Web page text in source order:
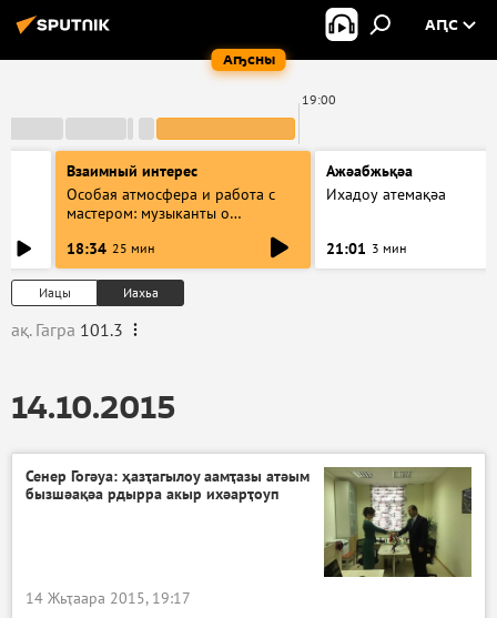
Аҧсны
АԤС
19:00
Взаимный интерес
Особая атмосфера и работа с
мастером: музыканты о
18:34 25 мин
Ажәабжьқәа
Ихадоу атемақәа
21:01 3 мин
Иацы Иахьа
ақ. Гагра 101.3
14.10.2015
Сенер Гогәуа: ҳазҭагылоу аамҭазы атәым
бызшәақәа рдырра акыр ихәарҭоуп
14 Жьҭаара 2015, 19:17